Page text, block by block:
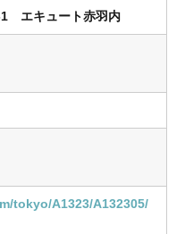
1 エキュート赤羽内
tokyo/A1323/A132305/